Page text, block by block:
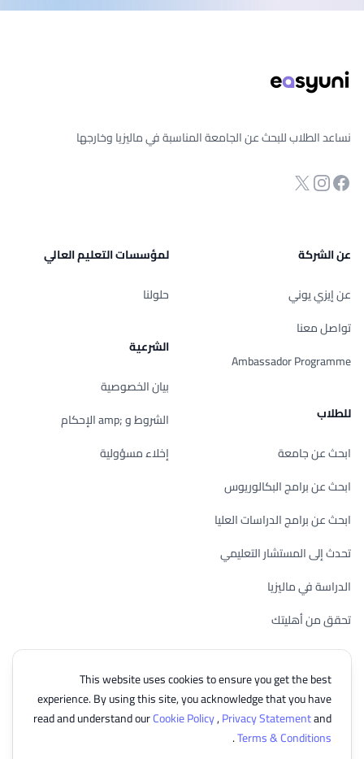
This website uses cookies to ensure you get the best
experience. By using this site, you acknowledge that you have
read and understand ourCookie Policy,Privacy Statementand
Terms & Conditions
.
نساعد الطلاب للبحث عن الجامعة المناسبة في ماليزيا وخارجها
صفحة الفيسبوك
انستجرام
Twitter
عن الشركة
عن إيزي يوني
تواصل معنا
Ambassador Programme
للطلاب
ابحث عن جامعة
ابحث عن برامج البكالوريوس
ابحث عن برامج الدراسات العليا
تحدث إلى المستشار التعليمي
الدراسة في ماليزيا
تحقق من أهليتك
لمؤسسات التعليم العالي
حلولنا
الشرعية
بيان الخصوصية
الشروط و ;amp الإحكام
إخلاء مسؤولية
© 2026 EasyUni Sdn Bhd, company registration number 200801016907
(818200-P). All rights reserved.